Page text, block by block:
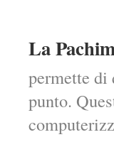
La
permette di
punto.